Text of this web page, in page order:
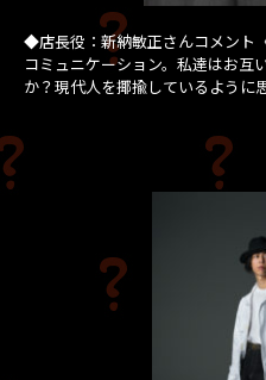
◆店長役：新納敏正さんコメント
コミュニケーション。私達はお互
か？現代人を揶揄しているように